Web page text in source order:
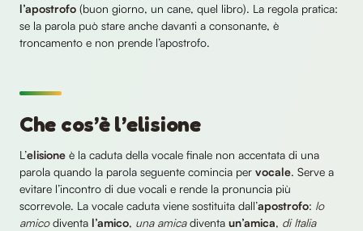
l’apostrofo (buon giorno, un cane, quel libro). La regola pratica:
se la parola può stare anche davanti a consonante, è
troncamento e non prende l’apostrofo.
Che cos’è l’elisione
L’elisione è la caduta della vocale finale non accentata di una
parola quando la parola seguente comincia per vocale. Serve a
evitare l’incontro di due vocali e rende la pronuncia più
scorrevole. La vocale caduta viene sostituita dall’apostrofo: lo
amicodiventa l’amico, una amicadiventa un’amica, di Italia